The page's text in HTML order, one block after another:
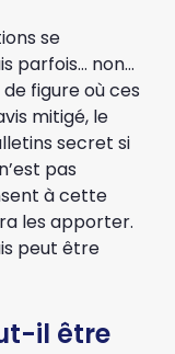
se
parfois… non…
figure où ces
mitigé, le
secret si
pas
à cette
les apporter.
peut être
il être